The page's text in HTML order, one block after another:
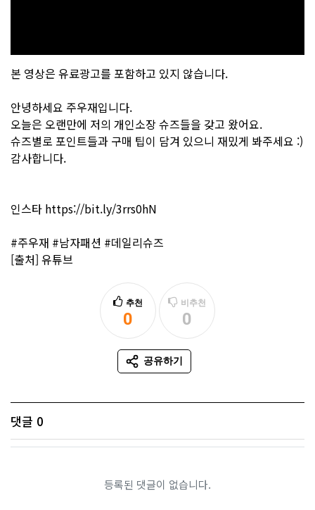
본 영상은 유료광고를 포함하고 있지 않습니다.
안녕하세요 주우재입니다.
오늘은 오랜만에 저의 개인소장 슈즈들을 갖고 왔어요.
슈즈별로 포인트들과 구매 팁이 담겨 있으니 재밌게 봐주세요 :)
감사합니다.
인스타 https://bit.ly/3rrs0hN
#주우재 #남자패션 #데일리슈즈
[출처] 유튜브
추천
0
추천
비추천
0
비추천
공유하기
SNS 공유
댓글 0
등록된 댓글이 없습니다.